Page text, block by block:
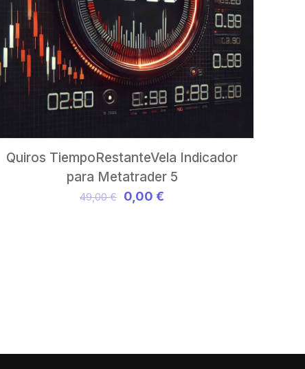
Quiros TiempoRestanteVela Indicador
para Metatrader 5
49,00€
El
0,00€